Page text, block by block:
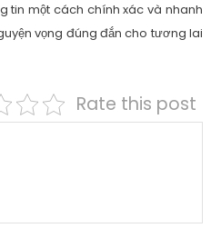
tin một cách chính xác và nhanh
vọng đúng đắn cho tương lai
Rate this post